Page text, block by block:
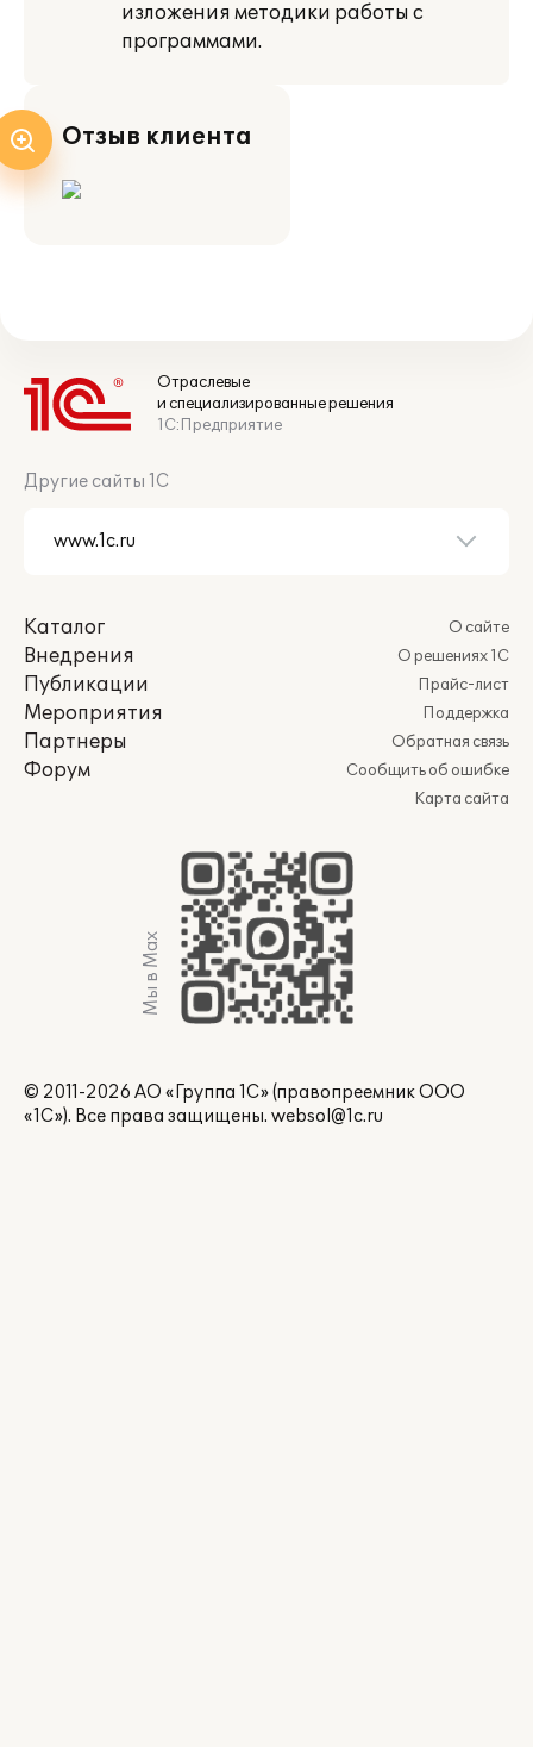
изложения методики работы с
программами.
Отзыв клиента
Отраслевые
и специализированные решения
1С:Предприятие
Другие сайты 1С
Каталог
Внедрения
Публикации
Мероприятия
Партнеры
Форум
О сайте
О решениях 1С
Прайс-лист
Поддержка
Обратная связь
Сообщить об ошибке
Карта сайта
Мы в Max
© 2011-2026 АО «Группа 1С» (правопреемник ООО
«1С»). Все права защищены. websol@1c.ru